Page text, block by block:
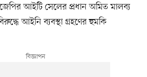
আইটি সেলের প্রধান অমিত মালব্য
আইনি ব্যবস্থা গ্রহণের হুমকি